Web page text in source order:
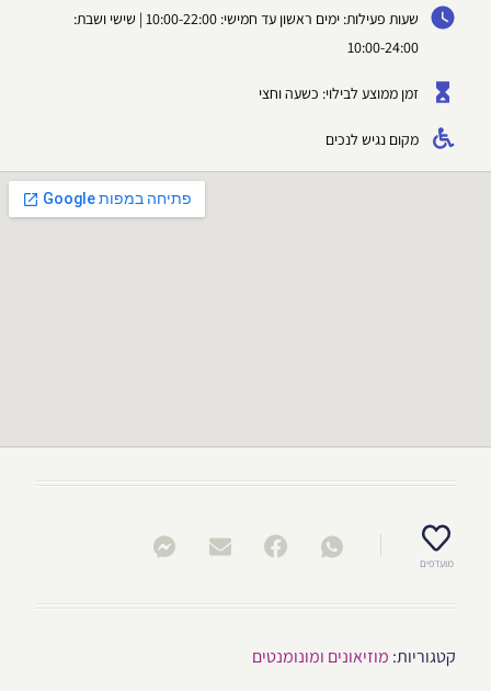
שעות פעילות: ימים ראשון עד חמישי: 10:00-22:00 | שישי ושבת:
10:00-24:00
זמן ממוצע לבילוי: כשעה וחצי
מקום נגיש לנכים
מועדפים
קטגוריות: מוזיאונים ומונומנטים